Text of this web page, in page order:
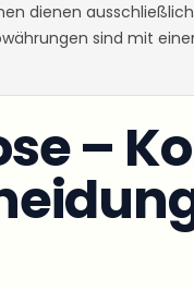
dienen
sind mit
–